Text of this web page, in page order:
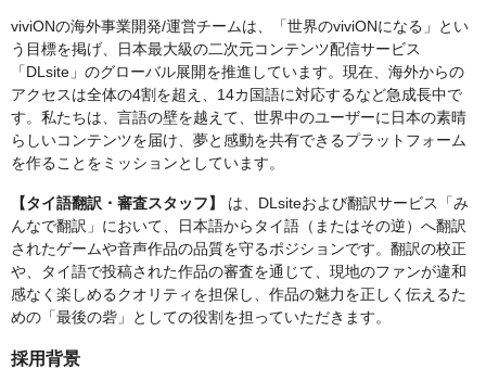
viviONの海外事業開発/運営チームは、「世界のviviONになる」とい
う目標を掲げ、日本最大級の二次元コンテンツ配信サービス
「DLsite」のグローバル展開を推進しています。現在、海外からの
アクセスは全体の4割を超え、14カ国語に対応するなど急成長中で
す。私たちは、言語の壁を越えて、世界中のユーザーに日本の素晴
らしいコンテンツを届け、夢と感動を共有できるプラットフォーム
を作ることをミッションとしています。
【タイ語翻訳・審査スタッフ】
は、DLsiteおよび翻訳サービス「み
んなで翻訳」において、日本語からタイ語（またはその逆）へ翻訳
されたゲームや音声作品の品質を守るポジションです。翻訳の校正
や、タイ語で投稿された作品の審査を通じて、現地のファンが違和
感なく楽しめるクオリティを担保し、作品の魅力を正しく伝えるた
めの「最後の砦」としての役割を担っていただきます。
採用背景